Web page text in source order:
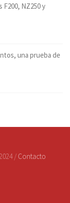
F200, NZ250 y
una prueba de
/ Contacto